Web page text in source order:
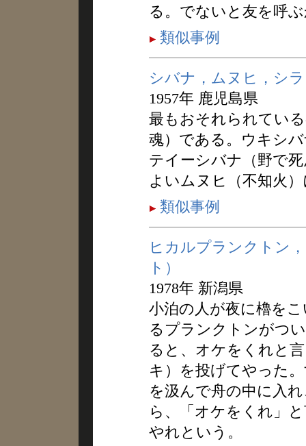
る。でないと友を呼
類似事例
シバナ，ムヌヒ，シ
1957年 鹿児島県
最もおそれられてい
魂）である。ウキシ
テイーシバナ（野で
よいムヌヒ（不知火
類似事例
ヒカルプランクトン
ト）
1978年 新潟県
小泊の人が夜に櫓を
るプランクトンがつ
ると、オケをくれと
キ）を投げてやった
を汲んで舟の中に入
ら、「オケをくれ」
やれという。